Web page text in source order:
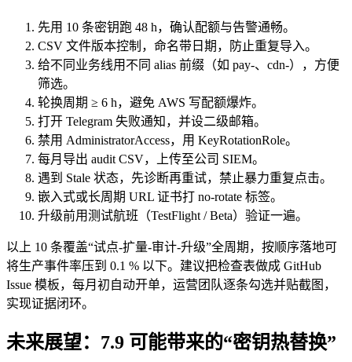
先用 10 条密钥跑 48 h，确认配额与告警通畅。
CSV 文件版本控制，命名带日期，防止重复导入。
给不同业务线用不同 alias 前缀（如 pay-、cdn-），方便
筛选。
轮换周期 ≥ 6 h，避免 AWS 写配额爆炸。
打开 Telegram 失败通知，并设二级邮箱。
禁用 AdministratorAccess，用 KeyRotationRole。
每月导出 audit CSV，上传至公司 SIEM。
遇到 Stale 状态，先诊断再重试，禁止暴力重复点击。
嵌入式或长周期 URL 证书打 no-rotate 标签。
升级前用测试航班（TestFlight / Beta）验证一遍。
以上 10 条覆盖“试点-扩量-审计-升级”全周期，按顺序落地可
将生产事件率压到 0.1 % 以下。建议把检查表做成 GitHub
Issue 模板，每月初自动开单，运营团队逐条勾选并贴截图，
实现证据闭环。
未来展望：7.9 可能带来的“密钥热替换”